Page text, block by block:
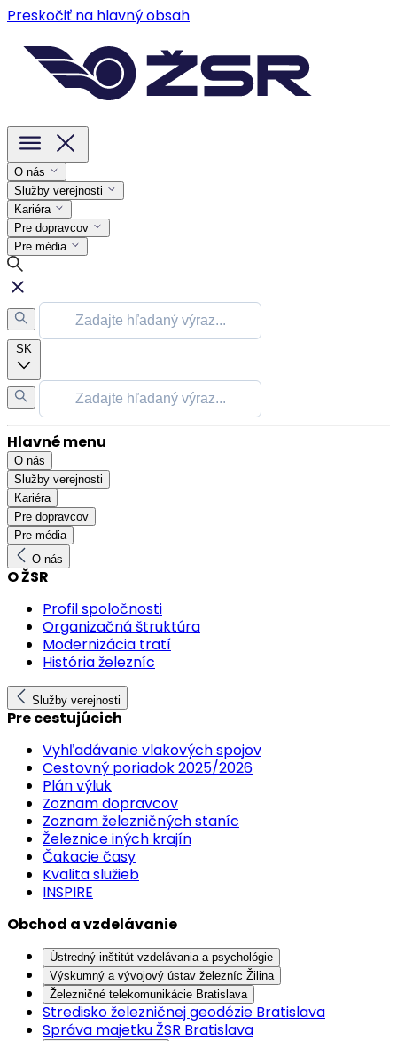
Preskočiť na hlavný obsah
O nás
Služby verejnosti
Kariéra
Pre dopravcov
Pre média
SK
Hlavné menu
O nás
Služby verejnosti
Kariéra
Pre dopravcov
Pre média
O nás
O ŽSR
Profil spoločnosti
Organizačná štruktúra
Modernizácia tratí
História železníc
Služby verejnosti
Pre cestujúcich
Vyhľadávanie vlakových spojov
Cestovný poriadok 2025/2026
Plán výluk
Zoznam dopravcov
Zoznam železničných staníc
Železnice iných krajín
Čakacie časy
Kvalita služieb
INSPIRE
Obchod a vzdelávanie
Ústredný inštitút vzdelávania a psychológie
Výskumný a vývojový ústav železníc Žilina
Železničné telekomunikácie Bratislava
Stredisko železničnej geodézie Bratislava
Správa majetku ŽSR Bratislava